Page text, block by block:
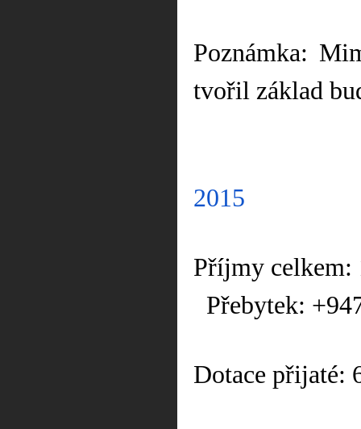
Poznámka:
tvořil základ
2015
Příjmy celkem:
Přebytek:
Dotace přijaté: